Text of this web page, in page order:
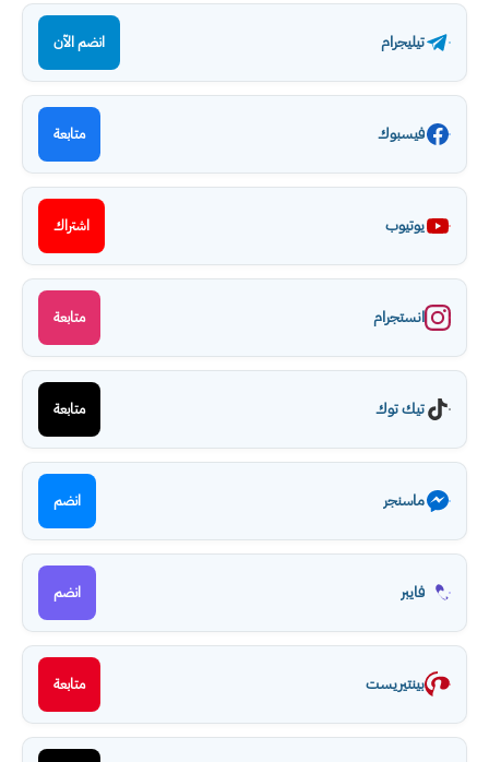
تيليجرام انضم الآن
فيسبوك متابعة
يوتيوب اشتراك
انستجرام متابعة
تيك توك متابعة
ماسنجر انضم
فايبر انضم
بينتيريست متابعة